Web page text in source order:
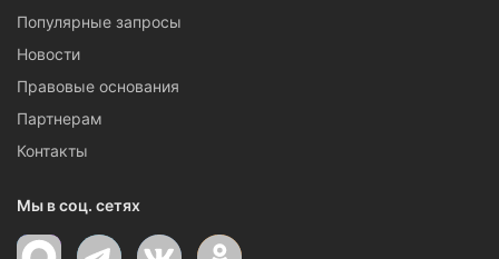
Популярные запросы
Новости
Правовые основания
Партнерам
Контакты
Мы в соц. сетях